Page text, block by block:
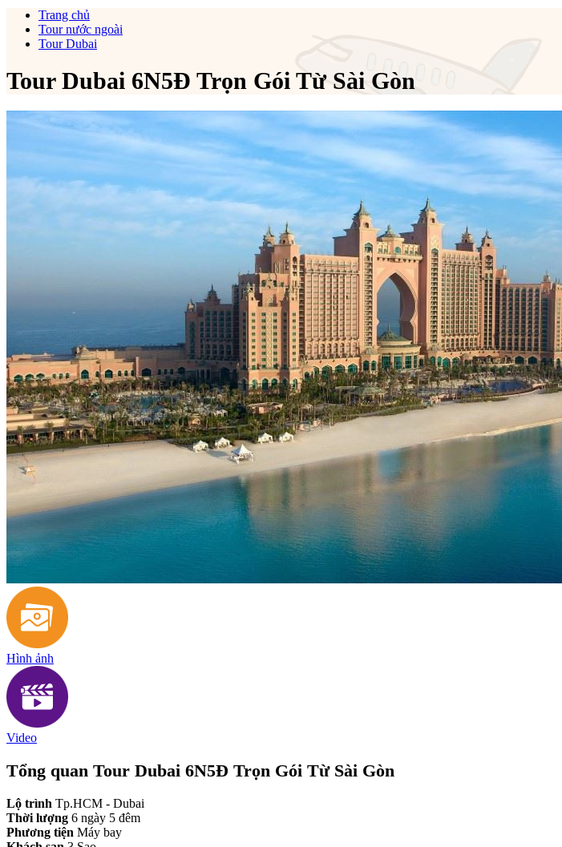
Trang chủ
Tour nước ngoài
Tour Dubai
Tour Dubai 6N5Đ Trọn Gói Từ Sài Gòn
Hình ảnh
Video
Tổng quan Tour Dubai 6N5Đ Trọn Gói Từ Sài Gòn
Lộ trình Tp.HCM - Dubai
Thời lượng 6 ngày 5 đêm
Phương tiện Máy bay